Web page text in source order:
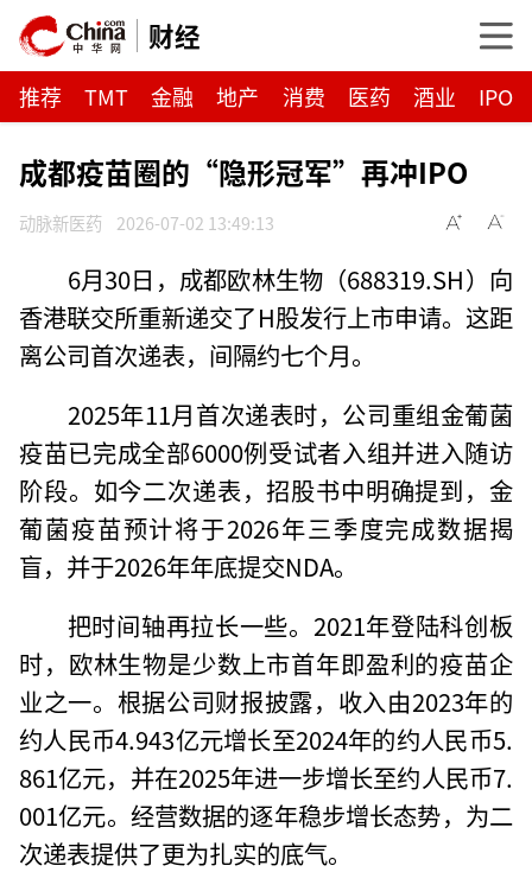
财经
推荐 TMT 金融 地产 消费 医药 酒业 IPO
成都疫苗圈的“隐形冠军”再冲IPO
动脉新医药 2026-07-02 13:49:13
6月30日，成都欧林生物（688319.SH）向
香港联交所重新递交了H股发行上市申请。这距
离公司首次递表，间隔约七个月。
2025年11月首次递表时，公司重组金葡菌
疫苗已完成全部6000例受试者入组并进入随访
阶段。如今二次递表，招股书中明确提到，金
葡菌疫苗预计将于2026年三季度完成数据揭
盲，并于2026年年底提交NDA。
把时间轴再拉长一些。2021年登陆科创板
时，欧林生物是少数上市首年即盈利的疫苗企
业之一。根据公司财报披露，收入由2023年的
约人民币4.943亿元增长至2024年的约人民币5.
861亿元，并在2025年进一步增长至约人民币7.
001亿元。经营数据的逐年稳步增长态势，为二
次递表提供了更为扎实的底气。